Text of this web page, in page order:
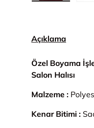
Açıklama
Özel Boyama
Salon Halısı
Malzeme :
Kenar Bitimi :